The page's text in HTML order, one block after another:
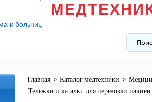
и больниц
Главная > Каталог медтехники >
Тележки и каталки для перевозки